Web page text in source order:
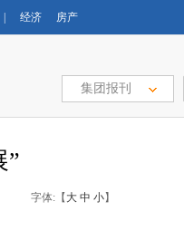
经济 房产
集团报刊
”
字体:【 大 中 小】